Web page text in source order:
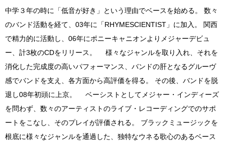
中学３年の時に「低音が好き」という理由でベースを始める。 数々
のバンド活動を経て、03年に「RHYMESCIENTIST」に加入。 関西
で精力的に活動し、06年にポニーキャニオンよりメジャーデビュ
ー、計3枚のCDをリリース。 様々なジャンルを取り入れ、それを
消化した完成度の高いパフォーマンス、バンドの肝となるグルーヴ
感でバンドを支え、各方面から高評価を得る。 その後、バンドを脱
退し08年初頭に上京。 ベーシストとしてメジャー・インディーズ
を問わず、数々のアーティストのライブ・レコーディングでのサポ
ートをこなし、そのプレイが評価される。 ブラックミュージックを
根底に様々なジャンルを通過した、独特なウネる歌心のあるベース